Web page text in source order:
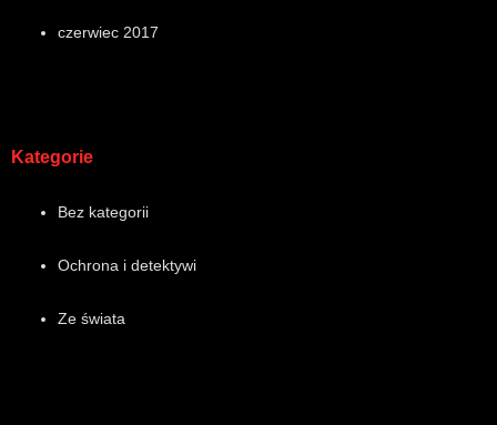
czerwiec 2017
Kategorie
Bez kategorii
Ochrona i detektywi
Ze świata